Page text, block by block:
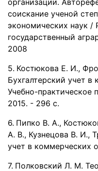
организации.
соискание ученой
экономических наук /
государственный
2008
Костюкова Е. И.,
Бухгалтерский учет в
Учебно-практическое
2015. - 296 с.
Пипко В. А.,
А. В., Кузнецова В. И.,
учет в коммерческих
Полковский Л. М.